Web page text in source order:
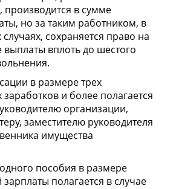
в сумме
но за таким работником, в
сохраняется право на
вплоть до шестого
в размере трех
и более полагается
организации,
заместителю руководителя
имущества
пособия в размере
полагается в случае